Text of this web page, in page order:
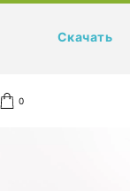
0
Скачать